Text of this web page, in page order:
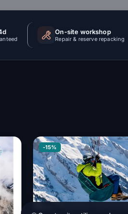
On-site workshop
Repair & reserve repacking
-15%